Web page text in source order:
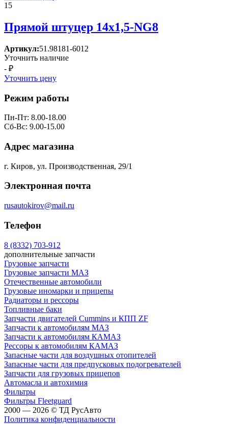
15
Прямой штуцер 14x1,5-NG8
Артикул:51.98181-6012
Уточнить наличие
- ₽
Уточнить цену
Режим работы
Пн-Пт: 8.00-18.00
Сб-Вс: 9.00-15.00
Адрес магазина
г. Киров, ул. Производственная, 29/1
Электронная почта
rusautokirov@mail.ru
Телефон
8 (8332) 703-912
дополнительные запчасти
Грузовые запчасти
Грузовые запчасти МАЗ
Отечественные автомобили
Грузовые иномарки и прицепы
Радиаторы и рессоры
Топливные баки
Запчасти двигателей Cummins и КПП ZF
Запчасти к автомобилям МАЗ
Запчасти к автомобилям КАМАЗ
Рессоры к автомобилям КАМАЗ
Запасные части для воздушных отопителей
Запасные части для предпусковых подогревателей
Запчасти для грузовых прицепов
Автомасла и автохимия
Фильтры
Фильтры Fleetguard
2000 — 2026 © ТД РусАвто
Политика конфиденциальности